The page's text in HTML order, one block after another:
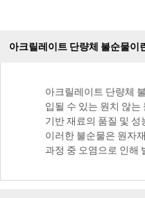
아크릴레이트 단량체 불순물이
아크릴레이트 단량체
입될 수 있는 원치 않는
기반 재료의 품질 및
이러한 불순물은 원자
과정 중 오염으로 인해